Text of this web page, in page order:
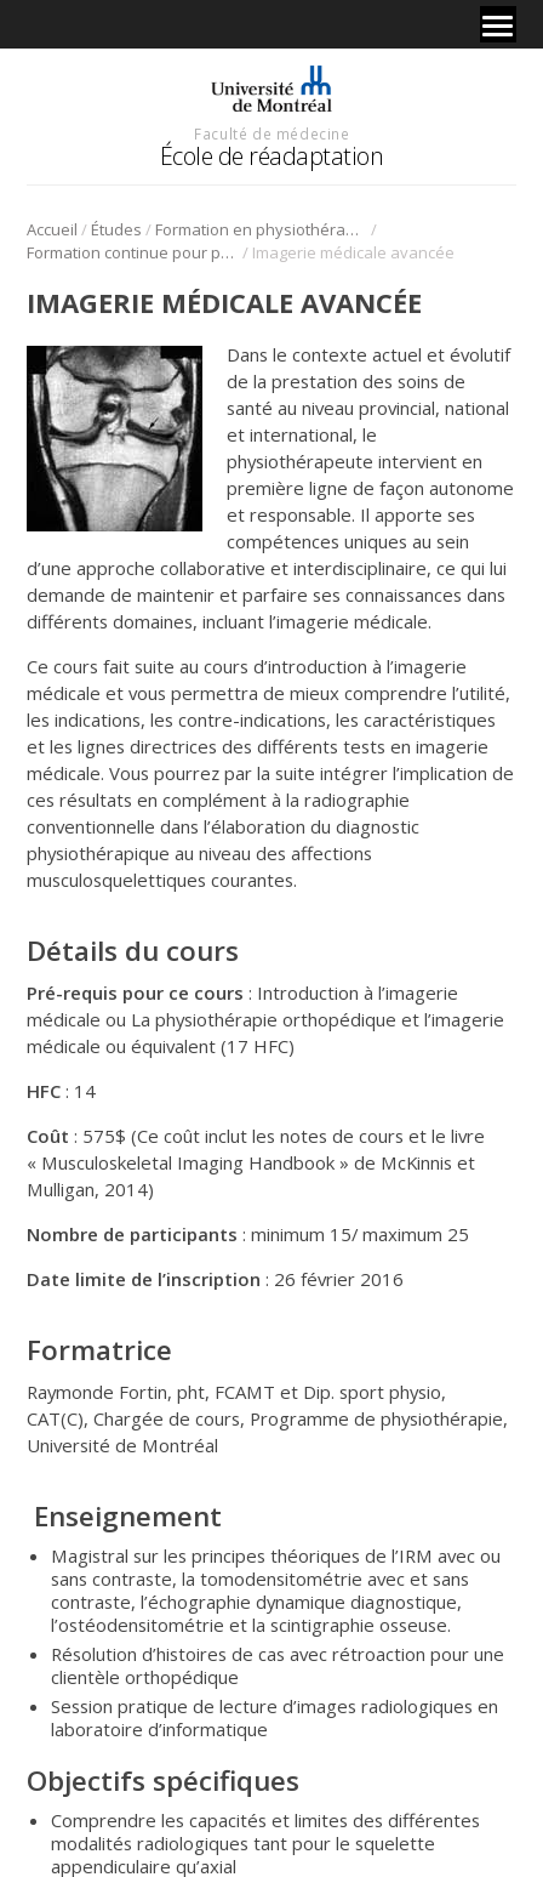
Faculté de médecine
École de réadaptation
Accueil / Études / Formation en physiothérapie
/
Formation continue pour physiothérapeutes / Imagerie médicale avancée
IMAGERIE MÉDICALE AVANCÉE
Dans le contexte actuel et évolutif
de la prestation des soins de
santé au niveau provincial, national
et international, le
physiothérapeute intervient en
première ligne de façon autonome
et responsable. Il apporte ses
compétences uniques au sein
d’une approche collaborative et interdisciplinaire, ce qui lui
demande de maintenir et parfaire ses connaissances dans
différents domaines, incluant l’imagerie médicale.
Ce cours fait suite au cours d’introduction à l’imagerie
médicale et vous permettra de mieux comprendre l’utilité,
les indications, les contre-indications, les caractéristiques
et les lignes directrices des différents tests en imagerie
médicale. Vous pourrez par la suite intégrer l’implication de
ces résultats en complément à la radiographie
conventionnelle dans l’élaboration du diagnostic
physiothérapique au niveau des affections
musculosquelettiques courantes.
Détails du cours
Pré-requis pour ce cours : Introduction à l’imagerie
médicale ou La physiothérapie orthopédique et l’imagerie
médicale ou équivalent (17 HFC)
HFC : 14
Coût : 575$ (Ce coût inclut les notes de cours et le livre
« Musculoskeletal Imaging Handbook » de McKinnis et
Mulligan, 2014)
Nombre de participants : minimum 15/ maximum 25
Date limite de l’inscription : 26 février 2016
Formatrice
Raymonde Fortin, pht, FCAMT et Dip. sport physio,
CAT(C), Chargée de cours, Programme de physiothérapie,
Université de Montréal
Enseignement
Magistral sur les principes théoriques de l’IRM avec ou
sans contraste, la tomodensitométrie avec et sans
contraste, l’échographie dynamique diagnostique,
l’ostéodensitométrie et la scintigraphie osseuse.
Résolution d’histoires de cas avec rétroaction pour une
clientèle orthopédique
Session pratique de lecture d’images radiologiques en
laboratoire d’informatique
Objectifs spécifiques
Comprendre les capacités et limites des différentes
modalités radiologiques tant pour le squelette
appendiculaire qu’axial